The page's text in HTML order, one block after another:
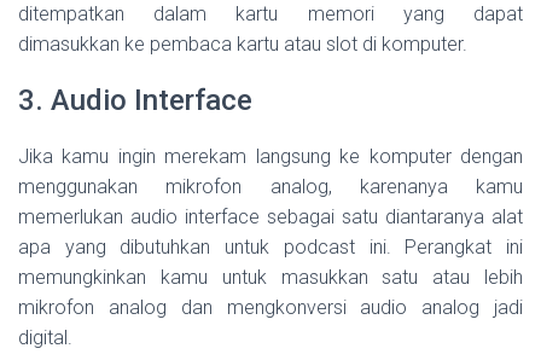
ditempatkan dalam kartu memori yang dapat
dimasukkan ke pembaca kartu atau slot di komputer.
3. Audio Interface
Jika kamu ingin merekam langsung ke komputer dengan
menggunakan mikrofon analog, karenanya kamu
memerlukan audio interface sebagai satu diantaranya alat
apa yang dibutuhkan untuk podcast ini. Perangkat ini
memungkinkan kamu untuk masukkan satu atau lebih
mikrofon analog dan mengkonversi audio analog jadi
digital.